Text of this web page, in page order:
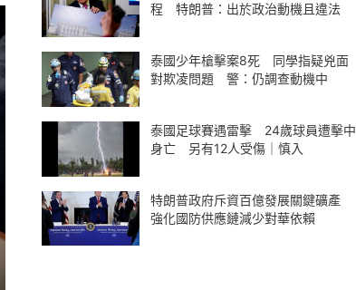
程 特朗普：出於政治動機且違法
泰國少年槍擊案8死 同學指疑兇面
對欺凌問題 警：仍調查動機中
泰國足球賽遇雷擊 24歲球員遭擊中
身亡 另有12人受傷｜慎入
特朗普政府斥資百億發展關鍵礦產
強化國防供應鏈減少對華依賴